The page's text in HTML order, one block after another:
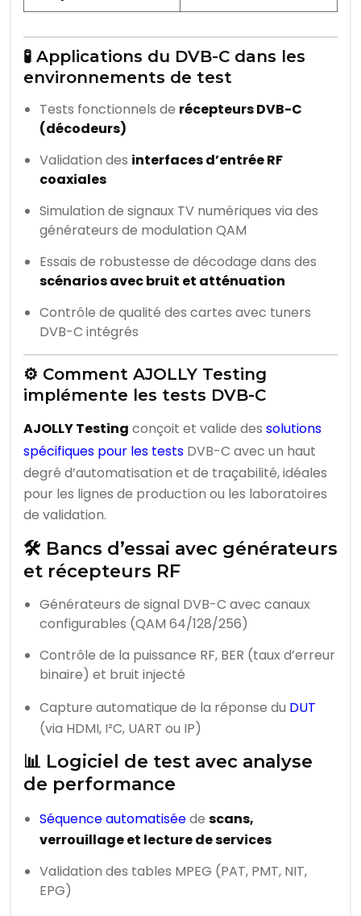
🧪 Applications du DVB-C dans les
environnements de test
Tests fonctionnels de récepteurs DVB-C
(décodeurs)
Validation des interfaces d’entrée RF
coaxiales
Simulation de signaux TV numériques via des
générateurs de modulation QAM
Essais de robustesse de décodage dans des
scénarios avec bruit et atténuation
Contrôle de qualité des cartes avec tuners
DVB-C intégrés
⚙️ Comment AJOLLY Testing
implémente les tests DVB-C
AJOLLY Testing conçoit et valide des solutions
spécifiques pour les tests DVB-C avec un haut
degré d’automatisation et de traçabilité, idéales
pour les lignes de production ou les laboratoires
de validation.
🛠️ Bancs d’essai avec générateurs
et récepteurs RF
Générateurs de signal DVB-C avec canaux
configurables (QAM 64/128/256)
Contrôle de la puissance RF, BER (taux d’erreur
binaire) et bruit injecté
Capture automatique de la réponse du DUT
(via HDMI, I²C, UART ou IP)
📊 Logiciel de test avec analyse
de performance
Séquence automatiséede scans,
verrouillage et lecture de services
Validation des tables MPEG (PAT, PMT, NIT,
EPG)